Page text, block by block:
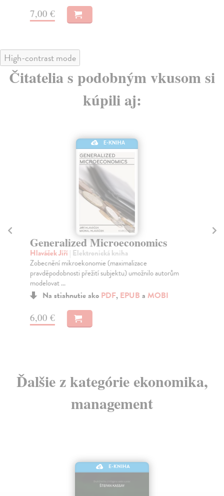
7,00 €
High-contrast mode
Čitatelia s podobným vkusom si
kúpili aj:
E-KNIHA
Generalized Microeconomics
Hlaváček Jiří | Elektronická kniha
Zobecnění mikroekonomie (maximalizace
pravděpodobnosti přežití subjektu) umožnilo autorům
modelovat ...
Na stiahnutie ako PDF, EPUB a MOBI
6,00 €
Ďalšie z kategórie ekonomika,
management
E-KNIHA